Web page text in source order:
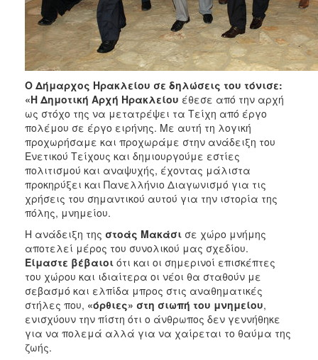
Ο Δήμαρχος Ηρακλείου σε δηλώσεις του τόνισε:
«Η Δημοτική Αρχή Ηρακλείου έθεσε από την αρχή
ως στόχο της να μετατρέψει τα Τείχη από έργο
πολέμου σε έργο ειρήνης. Με αυτή τη λογική
προχωρήσαμε και προχωράμε στην ανάδειξη του
Ενετικού Τείχους και δημιουργούμε εστίες
πολιτισμού και αναψυχής, έχοντας μάλιστα
προκηρύξει και Πανελλήνιο Διαγωνισμό για τις
χρήσεις του σημαντικού αυτού για την ιστορία της
πόλης, μνημείου.
Η ανάδειξη της στοάς Μακάσι σε χώρο μνήμης
αποτελεί μέρος του συνολικού μας σχεδίου.
Είμαστε βέβαιοι ότι και οι σημερινοί επισκέπτες
του χώρου και ιδιαίτερα οι νέοι θα σταθούν με
σεβασμό και ελπίδα μπρος στις αναθηματικές
στήλες που, «όρθιες» στη σιωπή του μνημείου,
ενισχύουν την πίστη ότι ο άνθρωπος δεν γεννήθηκε
για να πολεμά αλλά για να χαίρεται το θαύμα της
ζωής.